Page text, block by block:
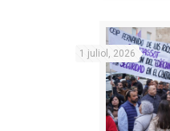
1 juliol, 2026